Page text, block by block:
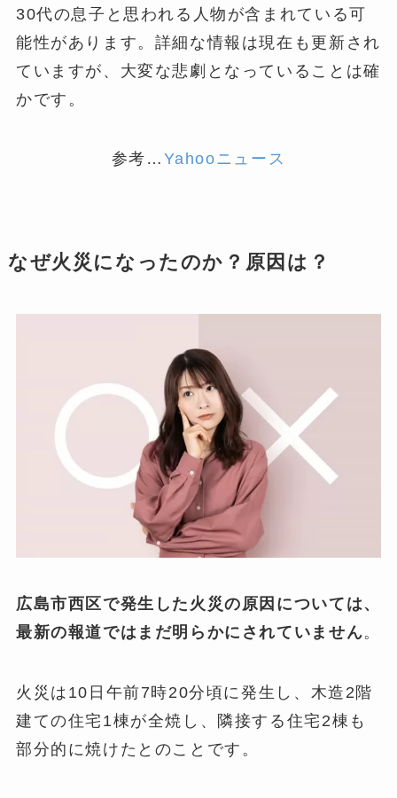
30代の息子と思われる人物が含まれている可
能性があります​ ​。詳細な情報は現在も更新され
ていますが、大変な悲劇となっていることは確
かです。
参考… Yahooニュース
なぜ火災になったのか？原因は？
広島市西区で発生した火災の原因については、
最新の報道ではまだ明らかにされていません。
火災は10日午前7時20分頃に発生し、木造2階
建ての住宅1棟が全焼し、隣接する住宅2棟も
部分的に焼けたとのことです​ ​。